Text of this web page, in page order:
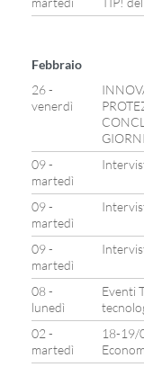
Febbraio
26 -
venerdì
09 -
martedì
09 -
martedì
09 -
martedì
08 -
lunedì
Eventi
02 -
martedì
18-19/